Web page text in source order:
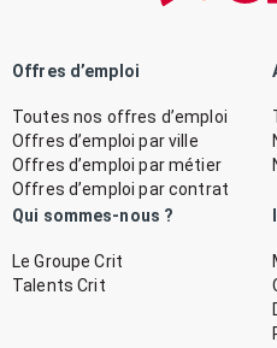
Offres d’emploi
Toutes nos offres d’emploi
Offres d’emploi par ville
Offres d’emploi par métier
Offres d’emploi par contrat
Qui sommes-nous ?
Le Groupe Crit
Talents Crit